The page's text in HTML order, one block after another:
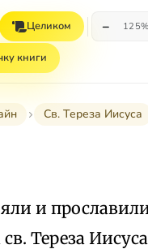
Целиком −
книги
Св. Тереза Иисуса
и
Тереза